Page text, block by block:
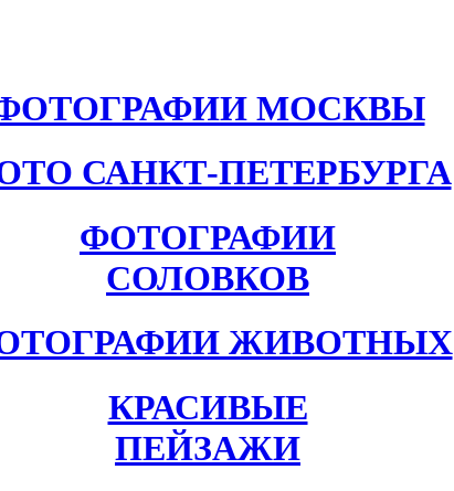
МОСКВЫ
САНКТ-ПЕТЕРБУРГА
ФОТОГРАФИИ
СОЛОВКОВ
ЖИВОТНЫХ
КРАСИВЫЕ
ПЕЙЗАЖИ